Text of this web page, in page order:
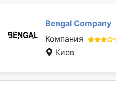
Bengal Company
Компания
Киев